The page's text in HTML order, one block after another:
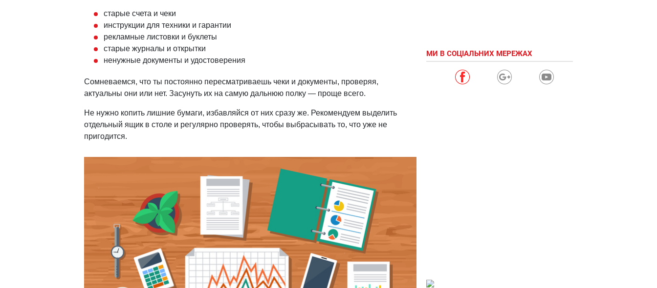
старые счета и чеки
инструкции для техники и гарантии
рекламные листовки и буклеты
старые журналы и открытки
ненужные документы и удостоверения
Сомневаемся, что ты постоянно пересматриваешь чеки и документы, проверяя,
актуальны они или нет. Засунуть их на самую дальнюю полку — проще всего.
Не нужно копить лишние бумаги, избавляйся от них сразу же. Рекомендуем выделить
отдельный ящик в столе и регулярно проверять, чтобы выбрасывать то, что уже не
пригодится.
МИ В СОЦІАЛЬНИХ МЕРЕЖАХ